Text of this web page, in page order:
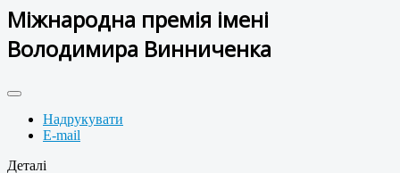
Міжнародна премія імені
Володимира Винниченка
Надрукувати
E-mail
Деталі